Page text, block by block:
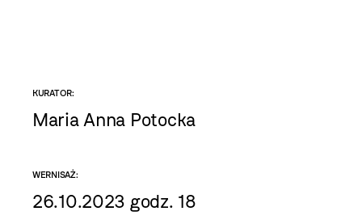
KURATOR:
Maria Anna Potocka
WERNISAŻ:
26.10.2023 godz. 18